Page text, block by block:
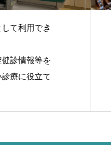
用でき
報等を
役立て